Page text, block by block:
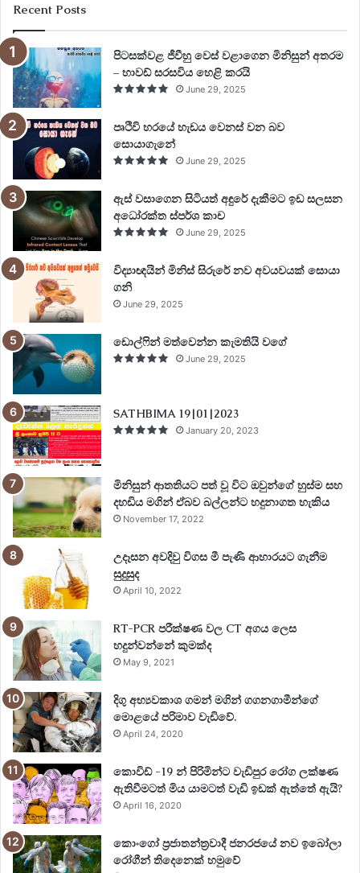
Recent Posts
පිටසක්වළ ජීවීහු වෙස් වළාගෙන මිනිසුන් අතරම
– හාවඩ් සරසවිය හෙළි කරයි
June 29, 2025
පෘථිවි හරයේ හැඩය වෙනස් වන බව
සොයාගැනේ
June 29, 2025
ඇස් වසාගෙන සිටියත් අඳුරේ දැකීමට ඉඩ සලසන
අධෝරක්ත ස්පර්ශ කාච
June 29, 2025
විද්‍යාඥයින් මිනිස් සිරුරේ නව අවයවයක් සොයා
ගනි
June 29, 2025
ඩොල්ෆින් මත්වෙන්න කැමතියි වගේ
June 29, 2025
SATHBIMA 19|01|2023
January 20, 2023
මිනිසුන් ආතතියට පත් වූ විට ඔවුන්ගේ හුස්ම සහ
දහඩිය මගින් ඒබව බල්ලන්ට හදුනාගත හැකිය
November 17, 2022
උදෑසන අවදිවු විගස මී පැණි ආහාරයට ගැනීම
සුදුසුද
April 10, 2022
RT-PCR පරීක්ෂණ වල CT අගය ලෙස
හදුන්වන්නේ කුමක්ද
May 9, 2021
දිගු අභ්‍යවකාශ ගමන් මගින් ගගනගාමීන්ගේ
මොළයේ පරිමාව වැඩිවේ.
April 24, 2020
කොවිඩ් -19 න් පිරිමින්ට වැඩිපුර රෝග ලක්ෂණ
ඇතිවීමටත් මිය යාමටත් වැඩි ඉඩක් ඇත්තේ ඇයි?
April 16, 2020
කොංගෝ ප්‍රජාතන්ත්‍රවාදී ජනරජයේ නව ඉබෝලා
රෝගීන් තිදෙනෙක් හමුවේ